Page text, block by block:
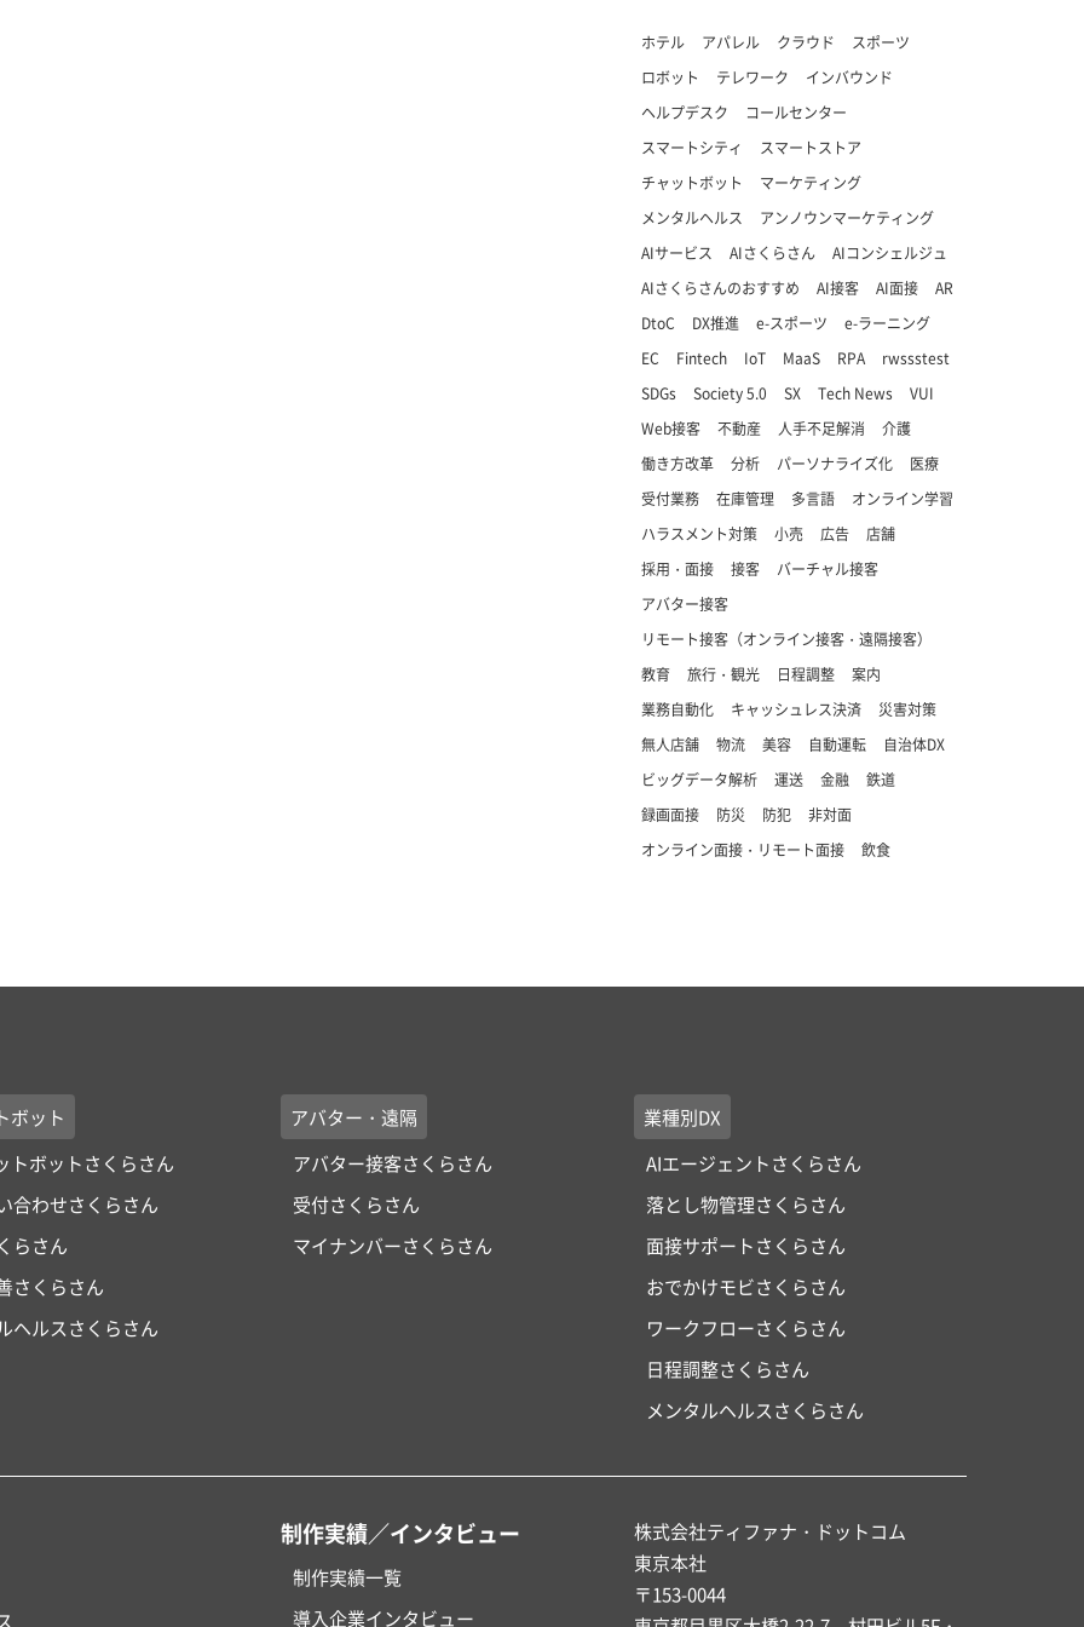
ホテル アパレル クラウド
スポーツ
ロボット
テレワーク
インバウンド
ヘルプデスク
コールセンター
スマートシティ
スマートストア
チャットボット
マーケティング
メンタルヘルス
アンノウンマーケティング
AIサービス
AIさくらさん
AIコンシェルジュ
AIさくらさんのおすすめ
AI接客 AI面接
AR
DtoC
DX推進 e-スポーツ
e-ラーニング
EC
Fintech IoT MaaS RPA
rwssstest
SDGs
Society 5.0 SX Tech News
VUI
Web接客
不動産 人手不足解消
介護
働き方改革
分析 パーソナライズ化
医療
受付業務
在庫管理 多言語
オンライン学習
ハラスメント対策
小売 広告
店舗
採用・面接
接客
バーチャル接客
アバター接客
リモート接客（オンライン接客・遠隔接客）
教育
旅行・観光 日程調整
案内
業務自動化
キャッシュレス決済
災害対策
無人店舗
物流 美容 自動運転
自治体DX
ビッグデータ解析
運送 金融
鉄道
録画面接
防災 防犯
非対面
オンライン面接・リモート面接
飲食
ボット
トボットさくらさん
合わせさくらさん
らさん
さくらさん
ヘルスさくらさん
アバター・遠隔
アバター接客さくらさん
受付さくらさん
マイナンバーさくらさん
業種別DX
AIエージェントさくらさん
落とし物管理さくらさん
面接サポートさくらさん
おでかけモビさくらさん
ワークフローさくらさん
日程調整さくらさん
メンタルヘルスさくらさん
制作実績／インタビュー
制作実績一覧
導入企業インタビュー
株式会社ティファナ・ドットコム
東京本社
〒153-0044